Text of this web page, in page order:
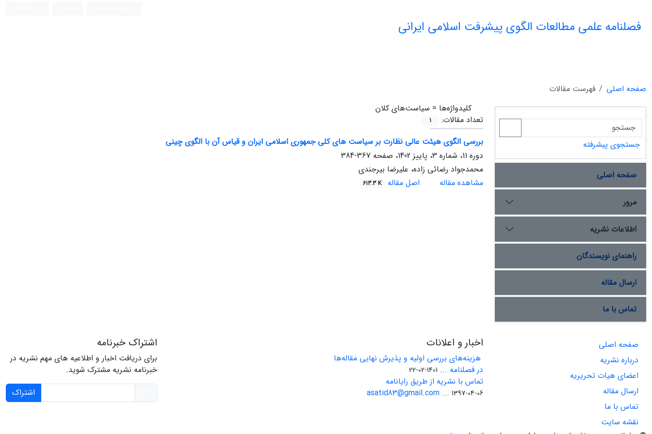
فصلنامه علمی مطالعات الگوی پیشرفت اسلامی ایرانی
صفحه اصلی
فهرست مقالات
کلیدواژه‌ها = سیاست‌های کلان
تعداد مقالات:
1
بررسی الگوی هیئت عالی نظارت بر سیاست های کلی جمهوری اسلامی ایران و قیاس آن با الگوی چینی
دوره 11، شماره 3، پاییز 1402، صفحه
367-384
محمدجواد رضائی زاده، علیرضا بیرجندی
مشاهده مقاله
اصل مقاله 613.3 K
جستجوی پیشرفته
صفحه اصلی
مرور
اطلاعات نشریه
راهنمای نویسندگان
ارسال مقاله
تماس با ما
صفحه اصلی
درباره نشریه
اعضای هیات تحریریه
ارسال مقاله
تماس با ما
نقشه سایت
اخبار و اعلانات
هزینه‌های بررسی اولیه و پذیرش نهایی مقاله‌ها
در فصلنامه ... 1401-02-22
تماس با نشریه از طریق رایانامه
asatid83@gmail.com ... 1397-04-06
اشتراک خبرنامه
برای دریافت اخبار و اطلاعیه های مهم نشریه در
خبرنامه نشریه مشترک شوید.
اشتراک